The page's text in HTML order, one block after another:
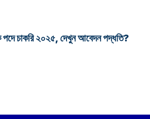
চাকরি ২০২৫, দেখুন আবেদন পদ্ধতি?